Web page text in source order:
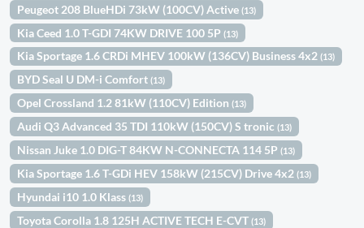
Peugeot 208 BlueHDi 73kW (100CV) Active(13)
Kia Ceed 1.0 T-GDI 74KW DRIVE 100 5P(13)
Kia Sportage 1.6 CRDi MHEV 100kW (136CV) Business 4x2(13)
BYD Seal U DM-i Comfort(13)
Opel Crossland 1.2 81kW (110CV) Edition(13)
Audi Q3 Advanced 35 TDI 110kW (150CV) S tronic(13)
Nissan Juke 1.0 DIG-T 84KW N-CONNECTA 114 5P(13)
Kia Sportage 1.6 T-GDi HEV 158kW (215CV) Drive 4x2(13)
Hyundai i10 1.0 Klass(13)
Toyota Corolla 1.8 125H ACTIVE TECH E-CVT(13)